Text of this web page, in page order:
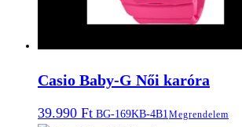
Casio Baby-G Női karóra
39.990 Ft BG-169KB-4B1 Megrendelem